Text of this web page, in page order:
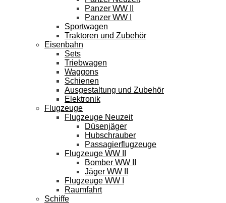
Panzer WW II
Panzer WW I
Sportwagen
Traktoren und Zubehör
Eisenbahn
Sets
Triebwagen
Waggons
Schienen
Ausgestaltung und Zubehör
Elektronik
Flugzeuge
Flugzeuge Neuzeit
Düsenjäger
Hubschrauber
Passagierflugzeuge
Flugzeuge WW II
Bomber WW II
Jäger WW II
Flugzeuge WW I
Raumfahrt
Schiffe